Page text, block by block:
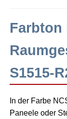
Farbton
S1515-
In der Farbe
Paneele oder